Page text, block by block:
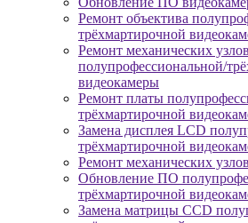
Ремонт объектива
трёхмартирочной
Ремонт механических узлов
полупрофессиональной/
видеокамеры
Ремонт платы
трёхмартирочной
Замена дисплея LCD
трёхмартирочной
Ремонт механических
Обновление ПО
трёхмартирочной
Замена матрицы CCD